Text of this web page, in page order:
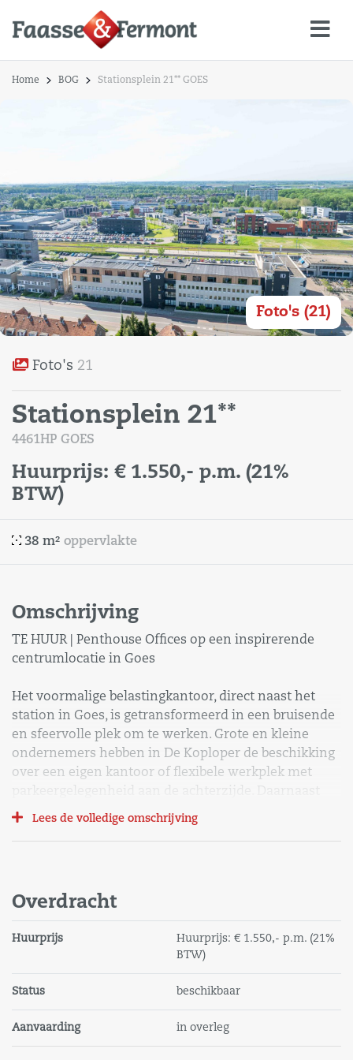
Home BOG Stationsplein 21** GOES
Foto's (21)
Foto's 21
Stationsplein 21**
4461HP GOES
Huurprijs: € 1.550,- p.m. (21%
BTW)
38 m² oppervlakte
Omschrijving
TE HUUR | Penthouse Offices op een inspirerende
centrumlocatie in Goes
Het voormalige belastingkantoor, direct naast het
station in Goes, is getransformeerd in een bruisende
en sfeervolle plek om te werken. Grote en kleine
ondernemers hebben in De Koploper de beschikking
over een eigen kantoor of flexibele werkplek met
beschikt De Koploper over faciliteiten, zoals een
opbouw met Penthouse Offices gerealiseerd. Deze
instapklare kantoren zijn gesitueerd op de derde
verdieping waardoor een mooi uitzicht gegarandeerd
is. De kantoren zijn zowel met de trap als lift te
Het concept van De Koploper is bedoeld om u te
Lees de volledige omschrijving
Overdracht
Huurprijs Huurprijs: € 1.550,- p.m. (21%
BTW)
Status beschikbaar
Aanvaarding in overleg